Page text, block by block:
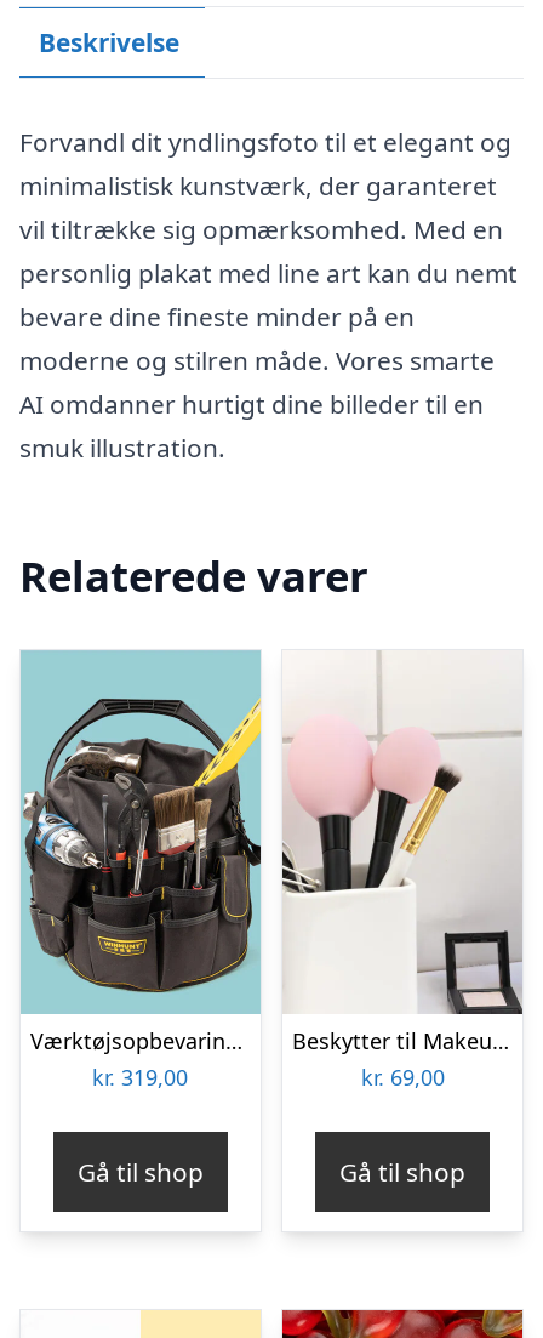
Beskrivelse
Forvandl dit yndlingsfoto til et elegant og
minimalistisk kunstværk, der garanteret
vil tiltrække sig opmærksomhed. Med en
personlig plakat med line art kan du nemt
bevare dine fineste minder på en
moderne og stilren måde. Vores smarte
AI omdanner hurtigt dine billeder til en
smuk illustration.
Relaterede varer
Værktøjsopbevaring til spand
kr. 319,00
Gå til shop
Beskytter til Makeupbørster 3-pak
kr. 69,00
Gå til shop